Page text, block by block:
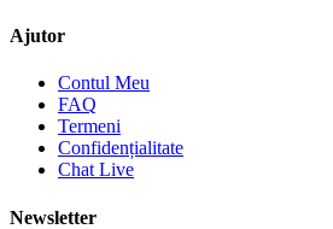
Ajutor
Contul Meu
FAQ
Termeni
Confidențialitate
Chat Live
Newsletter